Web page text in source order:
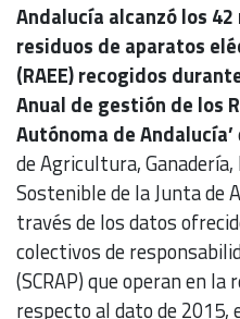
Andalucía alcanzó los
residuos de aparatos
(RAEE) recogidos
Anual de gestión de los
Autónoma de Andalucía’
de Agricultura,
Sostenible de la Junta de
través de los datos
colectivos de
(SCRAP) que operan en
respecto al dato de 2015,